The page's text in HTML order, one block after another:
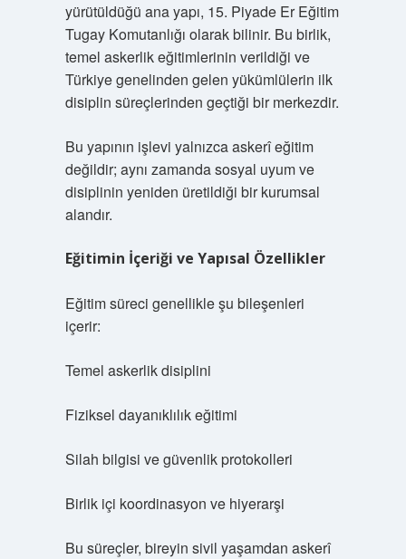
yürütüldüğü ana yapı, 15. Piyade Er Eğitim
Tugay Komutanlığı olarak bilinir. Bu birlik,
temel askerlik eğitimlerinin verildiği ve
Türkiye genelinden gelen yükümlülerin ilk
disiplin süreçlerinden geçtiği bir merkezdir.
Bu yapının işlevi yalnızca askerî eğitim
değildir; aynı zamanda sosyal uyum ve
disiplinin yeniden üretildiği bir kurumsal
alandır.
Eğitimin İçeriği ve Yapısal Özellikler
Eğitim süreci genellikle şu bileşenleri
içerir:
Temel askerlik disiplini
Fiziksel dayanıklılık eğitimi
Silah bilgisi ve güvenlik protokolleri
Birlik içi koordinasyon ve hiyerarşi
Bu süreçler, bireyin sivil yaşamdan askerî